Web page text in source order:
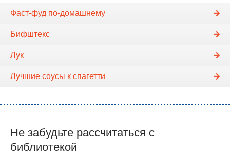
Фаст-фуд по-домашнему
Бифштекс
Лук
Лучшие соусы к спагетти
Не забудьте рассчитаться с
библиотекой